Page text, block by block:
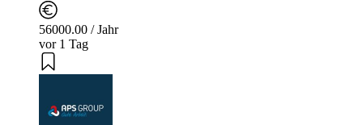
56000.00 / Jahr
vor 1 Tag